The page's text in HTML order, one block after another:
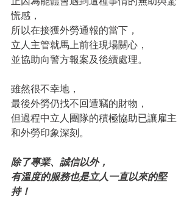
慌感，
所以在接獲外勞通報的當下，
立人主管就馬上前往現場關心，
並協助向警方報案及後續處理。
雖然很不幸地，
最後外勞仍找不回遭竊的財物，
但過程中立人團隊的積極協助已讓雇主
和外勞印象深刻。
除了專業、誠信以外，
有溫度的服務也是立人一直以來的堅
持！